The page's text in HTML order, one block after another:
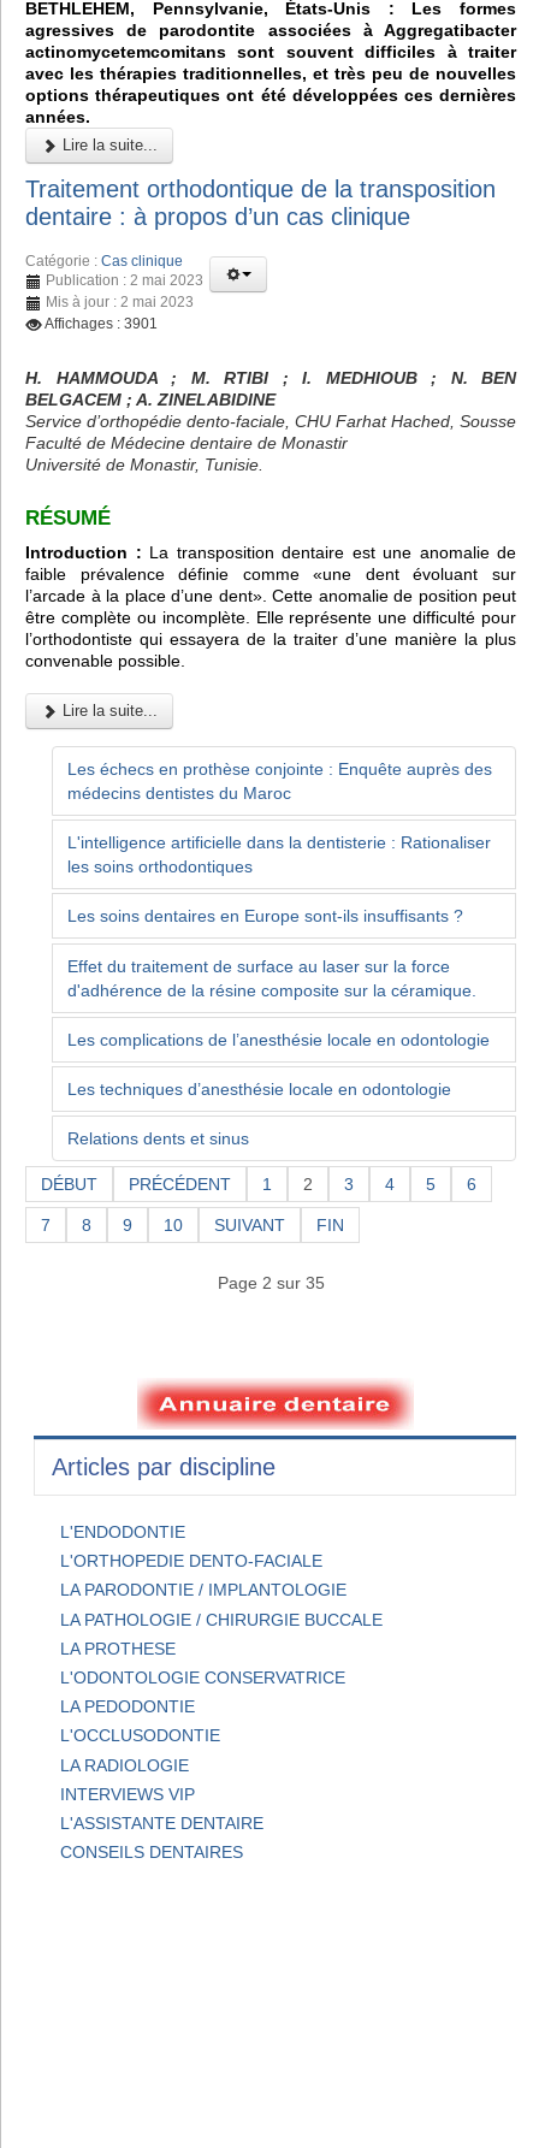
BETHLEHEM, Pennsylvanie, États-Unis : Les formes
agressives de parodontite associées à Aggregatibacter
actinomycetemcomitans sont souvent difficiles à traiter
avec les thérapies traditionnelles, et très peu de nouvelles
options thérapeutiques ont été développées ces dernières
années.
Lire la suite...
Traitement orthodontique de la transposition
dentaire : à propos d’un cas clinique
Catégorie : Cas clinique
Publication : 2 mai 2023
Mis à jour : 2 mai 2023
Affichages : 3901
H. HAMMOUDA ; M. RTIBI ; I. MEDHIOUB ; N. BEN
BELGACEM ; A. ZINELABIDINE
Service d’orthopédie dento-faciale, CHU Farhat Hached, Sousse
Faculté de Médecine dentaire de Monastir
Université de Monastir, Tunisie.
RÉSUMÉ
Introduction : La transposition dentaire est une anomalie de
faible prévalence définie comme «une dent évoluant sur
l’arcade à la place d’une dent». Cette anomalie de position peut
être complète ou incomplète. Elle représente une difficulté pour
l’orthodontiste qui essayera de la traiter d’une manière la plus
convenable possible.
Lire la suite...
Les échecs en prothèse conjointe : Enquête auprès des
médecins dentistes du Maroc
L'intelligence artificielle dans la dentisterie : Rationaliser
les soins orthodontiques
Les soins dentaires en Europe sont-ils insuffisants ?
Effet du traitement de surface au laser sur la force
d'adhérence de la résine composite sur la céramique.
Les complications de l’anesthésie locale en odontologie
Les techniques d’anesthésie locale en odontologie
Relations dents et sinus
DÉBUT PRÉCÉDENT 1 2 3 4 5 6
7 8 9 10 SUIVANT FIN
Page 2 sur 35
Articles par discipline
L'ENDODONTIE
L'ORTHOPEDIE DENTO-FACIALE
LA PARODONTIE / IMPLANTOLOGIE
LA PATHOLOGIE / CHIRURGIE BUCCALE
LA PROTHESE
L'ODONTOLOGIE CONSERVATRICE
LA PEDODONTIE
L'OCCLUSODONTIE
LA RADIOLOGIE
INTERVIEWS VIP
L'ASSISTANTE DENTAIRE
CONSEILS DENTAIRES